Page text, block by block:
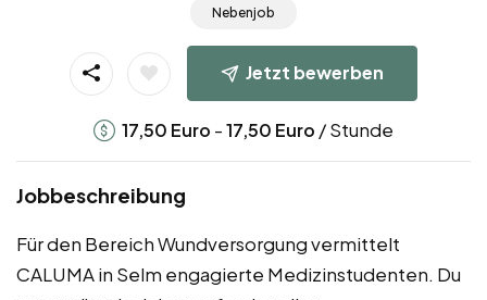
Nebenjob
Jetzt bewerben
17,50 Euro -17,50 Euro / Stunde
Jobbeschreibung
Für den Bereich Wundversorgung vermittelt
CALUMA in Selm engagierte Medizinstudenten. Du